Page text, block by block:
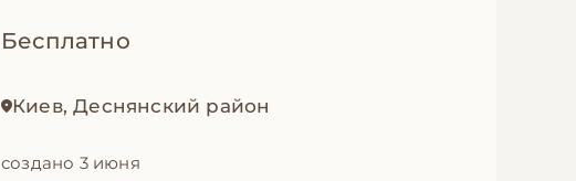
Бесплатно
Киев, Деснянский район
создано 3 июня